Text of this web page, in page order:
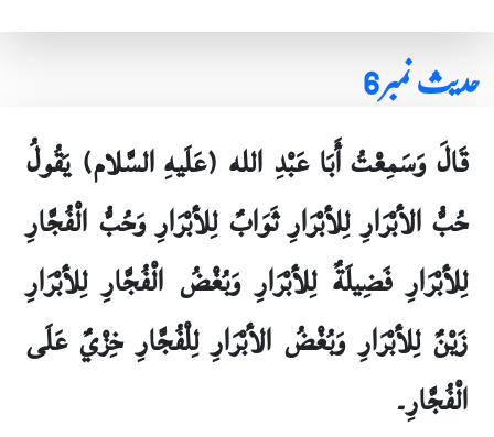
حدیث نمبر 6
قَالَ وَسَمِعْتُ أَبَا عَبْدِ الله (عَلَيهِ السَّلام) يَقُولُ
حُبُّ الأبْرَارِ لِلأبْرَارِ ثَوَابٌ لِلأبْرَارِ وَحُبُّ الْفُجَّارِ
لِلأبْرَارِ فَضِيلَةٌ لِلأبْرَارِ وَبُغْضُ الْفُجَّارِ لِلأبْرَارِ
زَيْنٌ لِلأبْرَارِ وَبُغْضُ الأبْرَارِ لِلْفُجَّارِ خِزْيٌ عَلَى
الْفُجَّارِ۔